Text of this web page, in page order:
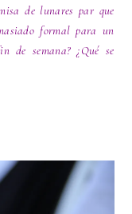
de lunares par que
formal para un
de semana? ¿Qué se